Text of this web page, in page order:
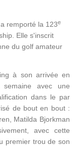
remporté la 123e
Elle s'inscrit
du golf amateur
à son arrivée en
avec une
dans le par
de bout en bout :
Matilda Bjorkman
avec cette
premier trou de son